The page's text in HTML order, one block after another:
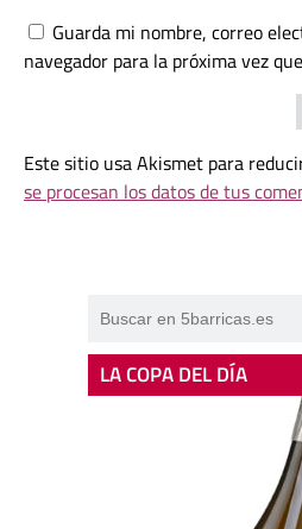
Guarda mi nombre, correo
navegador para la próxima vez
Este sitio usa Akismet para
se procesan los datos de tus
LA COPA DEL DÍA